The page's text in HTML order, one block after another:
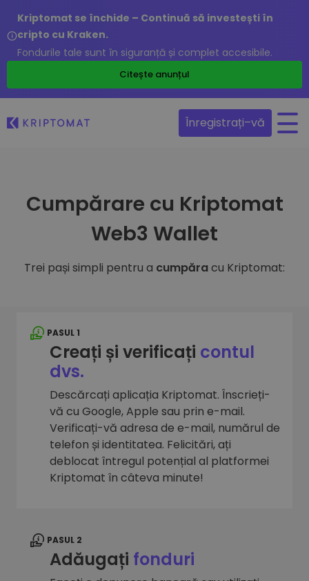
Kriptomat se închide – Continuă să investești în
cripto cu Kraken.
Fondurile tale sunt în siguranță și complet accesibile.
Citește anunțul
Înregistrați–vă
Cumpărare cu Kriptomat
Web3 Wallet
Trei pași simpli pentru a cumpăracu Kriptomat:
PASUL 1
Creați și verificați contul
dvs.
Descărcați aplicația Kriptomat. Înscrieți-
vă cu Google, Apple sau prin e-mail.
Verificați-vă adresa de e-mail, numărul de
telefon și identitatea. Felicitări, ați
deblocat întregul potențial al platformei
Kriptomat în câteva minute!
PASUL 2
Adăugați fonduri